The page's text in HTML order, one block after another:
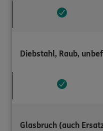
Diebstahl, Raub,
Glasbruch (auch